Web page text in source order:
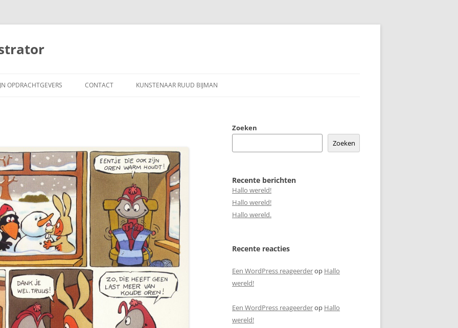
OPDRACHTGEVERS CONTACT KUNSTENAAR RUUD BIJMAN
Zoeken
Zoeken
Recente berichten
Hallo wereld!
Hallo wereld!
Hallo wereld.
Recente reacties
Een WordPress reageerderop Hallo
wereld!
Een WordPress reageerderop Hallo
wereld!